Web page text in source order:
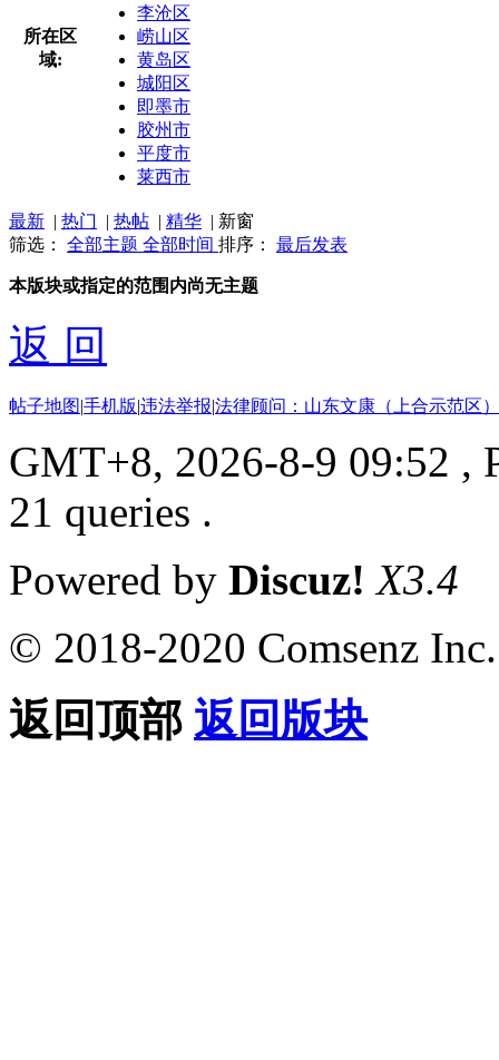
所在区
域:
李沧区
崂山区
黄岛区
城阳区
即墨市
胶州市
平度市
莱西市
最新 | 热门 | 热帖 | 精华 | 新窗
筛选： 全部主题 全部时间 排序： 最后发表
本版块或指定的范围内尚无主题
返 回
帖子地图|手机版|违法举报|法律顾问：山东文康（上合示范区
GMT+8, 2026-8-9 09:52 ,
21 queries .
Powered by Discuz! X3.4
© 2018-2020 Comsenz Inc.
返回顶部 返回版块